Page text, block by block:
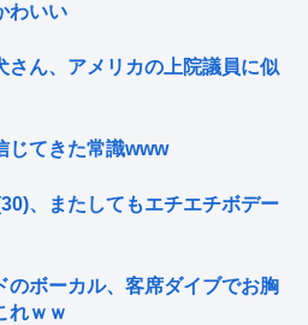
わいい
さん、アメリカの上院議員に似
じてきた常識www
、またしてもエチエチボデー
のボーカル、客席ダイブでお胸
れｗｗ